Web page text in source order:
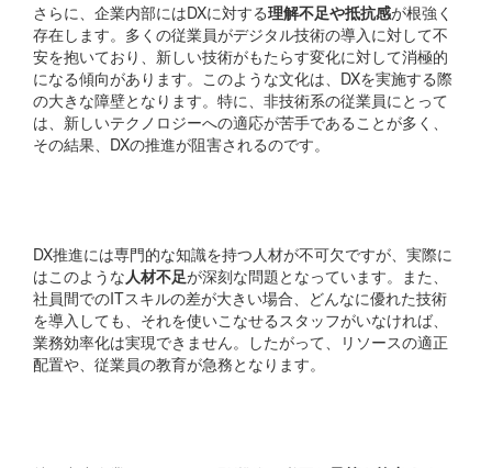
さらに、企業内部にはDXに対する理解不足や抵抗感が根強く
存在します。多くの従業員がデジタル技術の導入に対して不
安を抱いており、新しい技術がもたらす変化に対して消極的
になる傾向があります。このような文化は、DXを実施する際
の大きな障壁となります。特に、非技術系の従業員にとって
は、新しいテクノロジーへの適応が苦手であることが多く、
その結果、DXの推進が阻害されるのです。
DX推進には専門的な知識を持つ人材が不可欠ですが、実際に
はこのような人材不足が深刻な問題となっています。また、
社員間でのITスキルの差が大きい場合、どんなに優れた技術
を導入しても、それを使いこなせるスタッフがいなければ、
業務効率化は実現できません。したがって、リソースの適正
配置や、従業員の教育が急務となります。